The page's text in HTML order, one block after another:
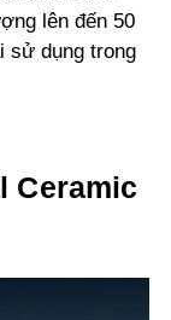
lên đến 50
sử dụng trong
Ceramic